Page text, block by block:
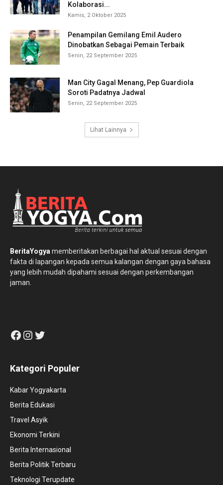
Kolaborasi...
Kamis, 2 Oktober 2025
Penampilan Gemilang Emil Audero
Dinobatkan Sebagai Pemain Terbaik
Senin, 22 September 2025
Man City Gagal Menang, Pep Guardiola
Soroti Padatnya Jadwal
Senin, 22 September 2025
Lihat Lainnya
BeritaYogyamemberitakan berbagai hal aktual sesuai dengan
fakta di lapangan kepada semua kalangan dengan gaya bahasa
yang lebih mudah dipahami sesuai dengan perkembangan
jaman.
Facebook
Instagram
Twitter
Kategori Populer
Kabar Yogyakarta
Berita Edukasi
Travel Asyik
Ekonomi Terkini
Berita Internasional
Berita Politik Terbaru
Teknologi Terupdate